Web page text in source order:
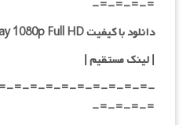
=-=-=-=-
دانلود با کیفیت BluRay 1080p Full HD ریلیز F2M
|لینک مستقیم|
=-=-=-=-=-=-=-=-=-
=-=-=-=-